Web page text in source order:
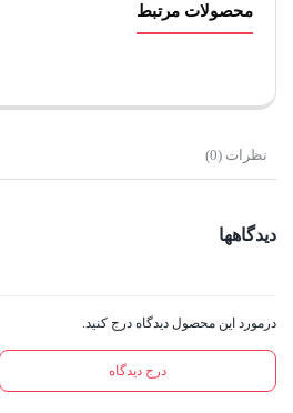
محصولات مرتبط
نظرات (0)
دیدگاهها
درمورد این محصول دیدگاه درج کنید.
درج دیدگاه